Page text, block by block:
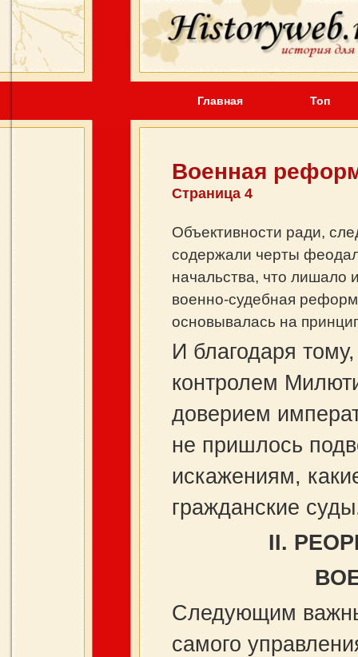
Главная Топ
Военная
Страница 4
Объективности ради,
содержали черты
начальства, что лишало
военно-судебная
основывалась на
И благодаря
контролем
доверием
не пришлось
искажениям,
гражданские
II.
Следующим
самого